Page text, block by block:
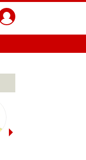
ンピューターグラフィックに